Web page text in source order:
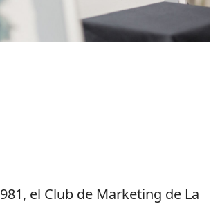
el Club de Marketing de La